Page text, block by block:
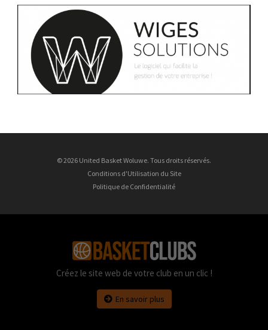
© 2026 United Basket Woluwe. Tous droits réservés.
Conditions d'Utilisation du Site
Politique de Confidentialité
Créez le site web de votre club en un clic !
En savoir plus